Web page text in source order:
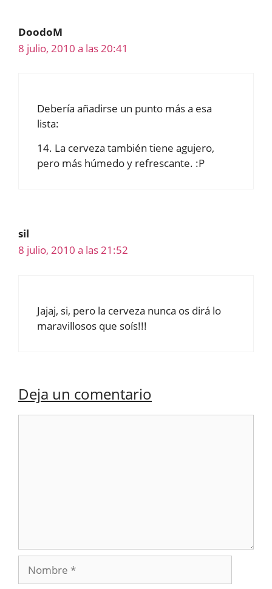
DoodoM
8 julio, 2010 a las 20:41
Debería añadirse un punto más a esa
lista:
14. La cerveza también tiene agujero,
pero más húmedo y refrescante. :P
sil
8 julio, 2010 a las 21:52
Jajaj, si, pero la cerveza nunca os dirá lo
maravillosos que soís!!!
Deja un comentario
Nombre